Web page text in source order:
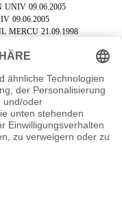
UNIV 09.06.2005
09.06.2005
MERCU 21.09.1998
01.09.1997
UNIV 07.09.2006
31.07.1990
UNIV 12.07.2006
EU UNIV 31.03.1987
PHONO 31.12.1999
VERTI 22.02.1999